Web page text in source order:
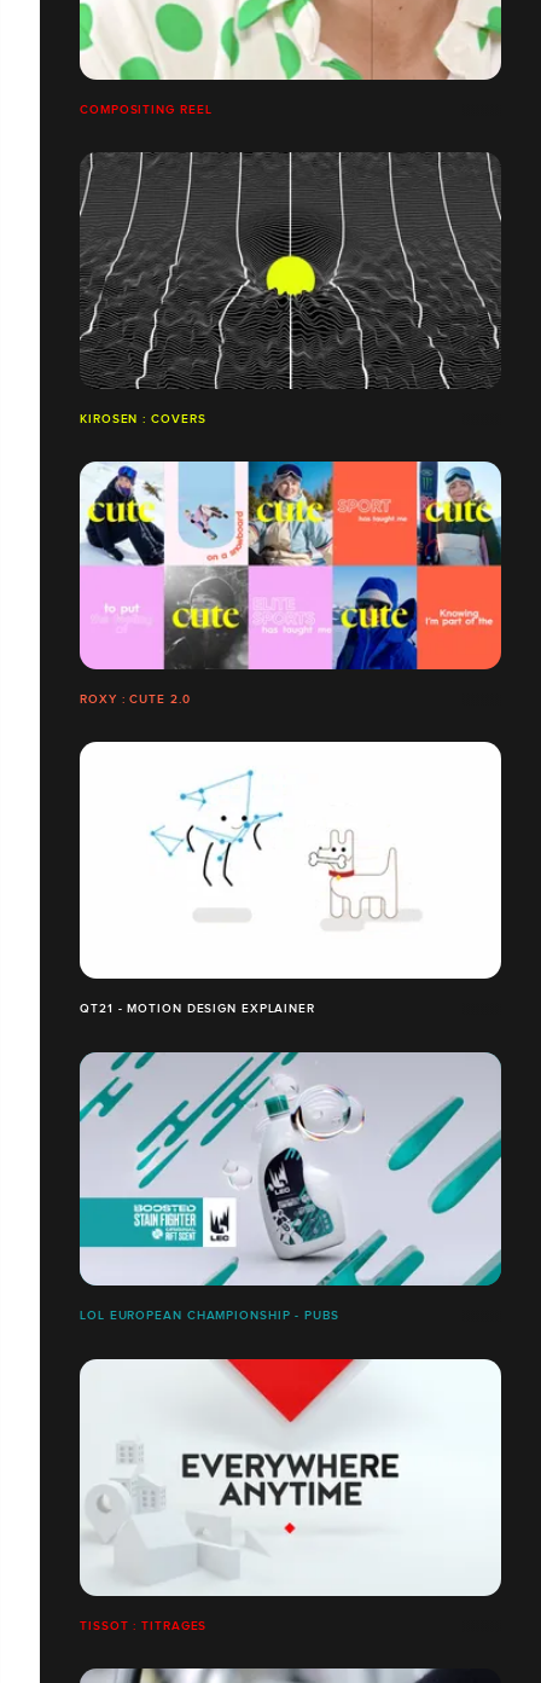
COMPOSITING REEL
KIROSEN : COVERS
ROXY : CUTE 2.0
QT21 - MOTION DESIGN EXPLAINER
LOL EUROPEAN CHAMPIONSHIP - PUBS
TISSOT : TITRAGES